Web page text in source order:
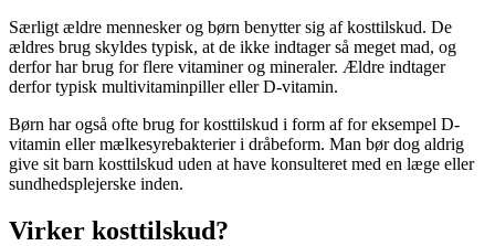
Særligt ældre mennesker og børn benytter sig af kosttilskud. De
ældres brug skyldes typisk, at de ikke indtager så meget mad, og
derfor har brug for flere vitaminer og mineraler. Ældre indtager
derfor typisk multivitaminpiller eller D-vitamin.
Børn har også ofte brug for kosttilskud i form af for eksempel D-
vitamin eller mælkesyrebakterier i dråbeform. Man bør dog aldrig
give sit barn kosttilskud uden at have konsulteret med en læge eller
sundhedsplejerske inden.
Virker kosttilskud?